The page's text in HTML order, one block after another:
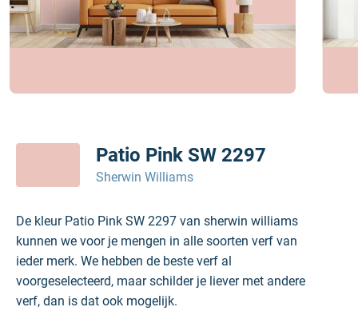
Patio Pink SW 2297
Sherwin Williams
De kleur Patio Pink SW 2297 van sherwin williams
kunnen we voor je mengen in alle soorten verf van
ieder merk. We hebben de beste verf al
voorgeselecteerd, maar schilder je liever met andere
verf, dan is dat ook mogelijk.